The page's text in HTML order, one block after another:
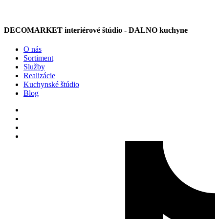
Montážnici boli šikovní, ochotní a
Všetko sa dalo bez problémov
dohodnúť a pri otázkach mi
všetko ochotne vysvetlili. Celý
proces prebehol bez problémov a
DECOMARKET interiérové štúdio - DALNO kuchyne
O nás
Sortiment
Služby
Realizácie
Kuchynské štúdio
Blog